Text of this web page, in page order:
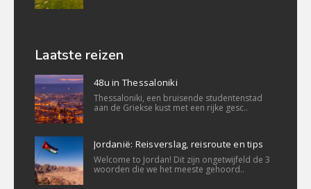
Laatste reizen
48u in Thessaloniki
Thessaloniki, een bruisende studentenstad
aan de Griekse kust met een rijke gesc..
Jordanië: Reisverslag, reisroute en tips
Welcome to Jordan! Dit zijn ongetwijfeld de 3
woorden die we het meeste gehoord..